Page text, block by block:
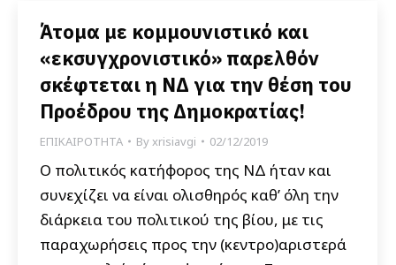
Άτομα με κομμουνιστικό και
«εκσυγχρονιστικό» παρελθόν
σκέφτεται η ΝΔ για την θέση του
Προέδρου της Δημοκρατίας!
ΕΠΙΚΑΙΡΟΤΗΤΑ Byxrisiavgi 02/12/2019
Ο πολιτικός κατήφορος της ΝΔ ήταν και
συνεχίζει να είναι ολισθηρός καθ’ όλη την
διάρκεια του πολιτικού της βίου, με τις
παραχωρήσεις προς την (κεντρο)αριστερά